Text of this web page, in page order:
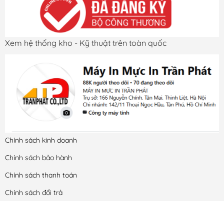
Xem hệ thống kho - Kỹ thuật trên toàn quốc
Chính sách kinh doanh
Chính sách bảo hành
Chính sách thanh toán
Chính sách đổi trả